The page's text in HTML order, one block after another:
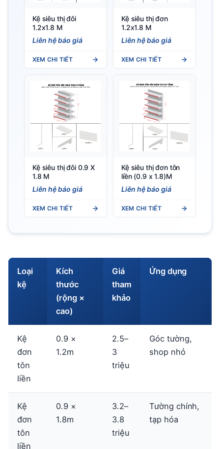
Kệ siêu thị đôi
1.2x1.8 M
Liên hệ báo giá
XEM CHI TIẾT
Kệ siêu thị đơn
1.2x1.8 M
Liên hệ báo giá
XEM CHI TIẾT
Kệ siêu thị đôi 0.9 X
1.8 M
Liên hệ báo giá
XEM CHI TIẾT
Kệ siêu thị đơn tôn
liền (0.9 x 1.8)M
Liên hệ báo giá
XEM CHI TIẾT
Loại
kệ
Kích
thước
(rộng ×
cao)
Giá
tham
khảo
Ứng dụng
Kệ
đơn
tôn
liền
0.9 ×
1.2m
2.5–
3
triệu
Góc tường,
shop nhỏ
Kệ
đơn
tôn
liền
0.9 ×
1.8m
3.2–
3.8
triệu
Tường chính,
tạp hóa